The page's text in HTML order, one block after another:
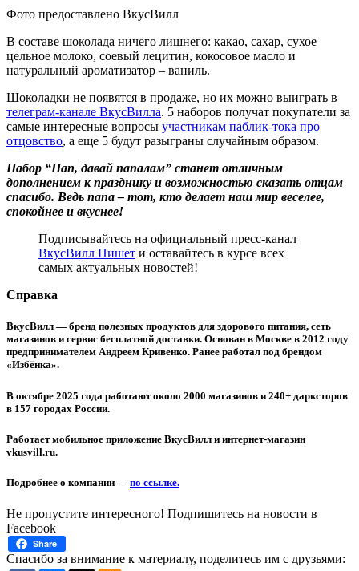
Фото предоставлено ВкусВилл
В составе шоколада ничего лишнего: какао, сахар, сухое
цельное молоко, соевый лецитин, кокосовое масло и
натуральный ароматизатор – ваниль.
Шоколадки не появятся в продаже, но их можно выиграть в
телеграм-канале ВкусВилла. 5 наборов получат покупатели за
самые интересные вопросы участникам паблик-тока про
отцовство, а еще 5 будут разыграны случайным образом.
Набор “Пап, давай папалам” станет отличным
дополнением к празднику и возможностью сказать отцам
спасибо. Ведь папа – тот, кто делает наш мир веселее,
спокойнее и вкуснее!
Подписывайтесь на официальный пресс-канал
ВкусВилл Пишет и оставайтесь в курсе всех
самых актуальных новостей!
Справка
ВкусВилл — бренд полезных продуктов для здорового питания, сеть
магазинов и сервис бесплатной доставки. Основан в Москве в 2012 году
предпринимателем Андреем Кривенко. Ранее работал под брендом
«Избёнка».
В октябре 2025 года работают около 2000 магазинов и 240+ дарксторов
в 157 городах России.
Работает мобильное приложение ВкусВилл и интернет-магазин
vkusvill.ru.
Подробнее о компании — по ссылке.
Не пропустите интересного! Подпишитесь на новости в
Facebook
Share
Спасибо за внимание к материалу, поделитесь им с друзьями: